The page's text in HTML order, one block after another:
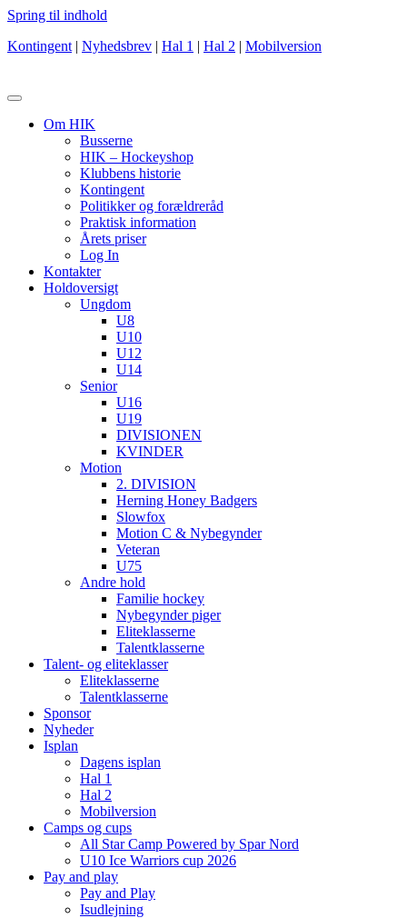
Spring til indhold
Kontingent | Nyhedsbrev | Hal 1 | Hal 2 | Mobilversion
Om HIK
Busserne
HIK – Hockeyshop
Klubbens historie
Kontingent
Politikker og forældreråd
Praktisk information
Årets priser
Log In
Kontakter
Holdoversigt
Ungdom
U8
U10
U12
U14
Senior
U16
U19
DIVISIONEN
KVINDER
Motion
2. DIVISION
Herning Honey Badgers
Slowfox
Motion C & Nybegynder
Veteran
U75
Andre hold
Familie hockey
Nybegynder piger
Eliteklasserne
Talentklasserne
Talent- og eliteklasser
Eliteklasserne
Talentklasserne
Sponsor
Nyheder
Isplan
Dagens isplan
Hal 1
Hal 2
Mobilversion
Camps og cups
All Star Camp Powered by Spar Nord
U10 Ice Warriors cup 2026
Pay and play
Pay and Play
Isudlejning